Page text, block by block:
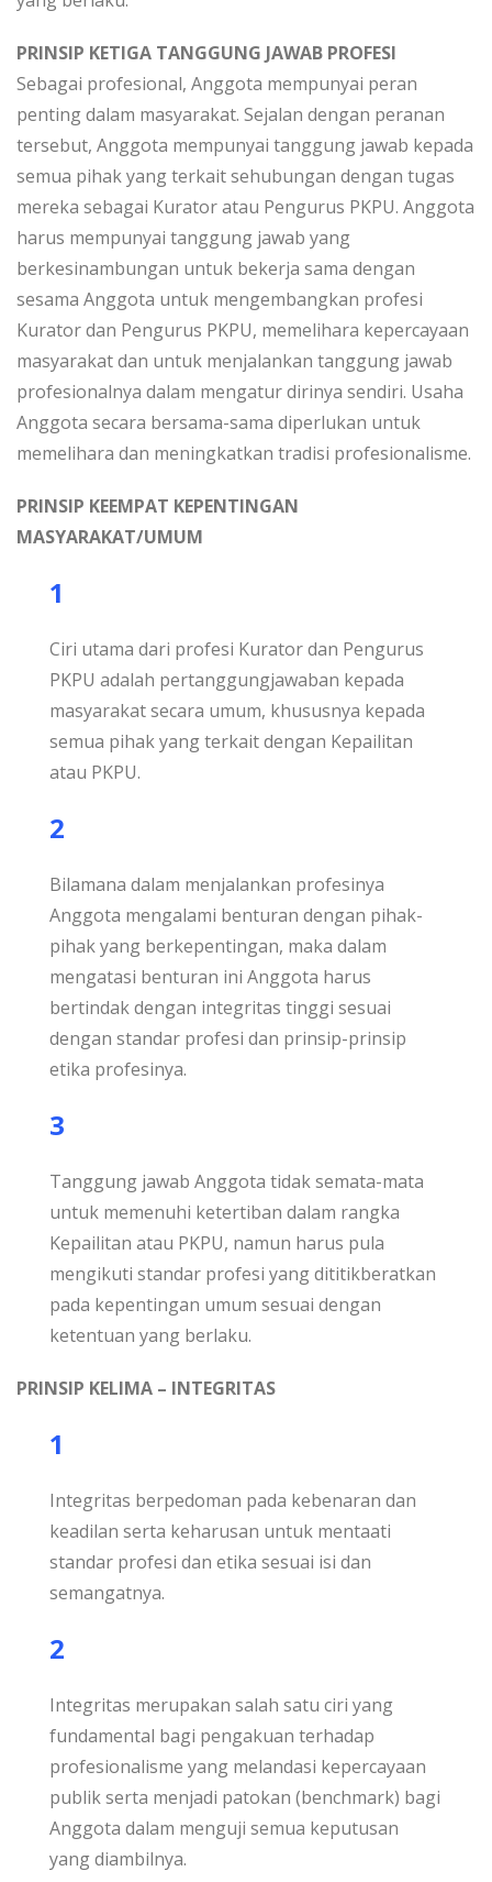
PRINSIP KETIGA TANGGUNG JAWAB PROFESI
Sebagai profesional, Anggota mempunyai peran
penting dalam masyarakat. Sejalan dengan peranan
tersebut, Anggota mempunyai tanggung jawab kepada
semua pihak yang terkait sehubungan dengan tugas
mereka sebagai Kurator atau Pengurus PKPU. Anggota
harus mempunyai tanggung jawab yang
berkesinambungan untuk bekerja sama dengan
sesama Anggota untuk mengembangkan profesi
Kurator dan Pengurus PKPU, memelihara kepercayaan
masyarakat dan untuk menjalankan tanggung jawab
profesionalnya dalam mengatur dirinya sendiri. Usaha
Anggota secara bersama-sama diperlukan untuk
memelihara dan meningkatkan tradisi profesionalisme.
PRINSIP KEEMPAT KEPENTINGAN
MASYARAKAT/UMUM
1
Ciri utama dari profesi Kurator dan Pengurus
PKPU adalah pertanggungjawaban kepada
masyarakat secara umum, khususnya kepada
semua pihak yang terkait dengan Kepailitan
atau PKPU.
2
Bilamana dalam menjalankan profesinya
Anggota mengalami benturan dengan pihak-
pihak yang berkepentingan, maka dalam
mengatasi benturan ini Anggota harus
bertindak dengan integritas tinggi sesuai
dengan standar profesi dan prinsip-prinsip
etika profesinya.
3
Tanggung jawab Anggota tidak semata-mata
untuk memenuhi ketertiban dalam rangka
Kepailitan atau PKPU, namun harus pula
mengikuti standar profesi yang dititikberatkan
pada kepentingan umum sesuai dengan
ketentuan yang berlaku.
PRINSIP KELIMA – INTEGRITAS
1
Integritas berpedoman pada kebenaran dan
keadilan serta keharusan untuk mentaati
standar profesi dan etika sesuai isi dan
semangatnya.
2
Integritas merupakan salah satu ciri yang
fundamental bagi pengakuan terhadap
profesionalisme yang melandasi kepercayaan
publik serta menjadi patokan (benchmark) bagi
Anggota dalam menguji semua keputusan
yang diambilnya.